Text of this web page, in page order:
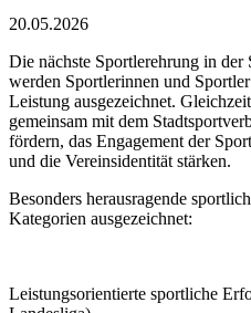
20.05.2026
Die nächste Sportlerehrung in der
werden Sportlerinnen und
Leistung ausgezeichnet.
gemeinsam mit dem
fördern, das Engagement der
und die Vereinsidentität stärken.
Besonders herausragende
Kategorien ausgezeichnet:
Leistungsorientierte sportliche